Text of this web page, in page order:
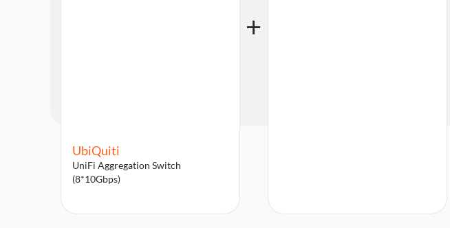
UbiQuiti
UniFi Aggregation Switch
(8*10Gbps)